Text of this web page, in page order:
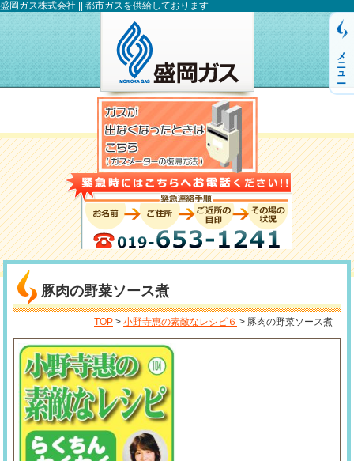
盛岡ガス株式会社 || 都市ガスを供給しております
メニュー
豚肉の野菜ソース煮
TOP > 小野寺惠の素敵なレシピ６ > 豚肉の野菜ソース煮